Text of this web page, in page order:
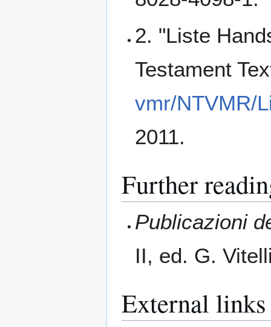
2. "Liste
Testament
vmr/NTVMR/
2011.
Further
Publicazioni
II, ed. G.
External links